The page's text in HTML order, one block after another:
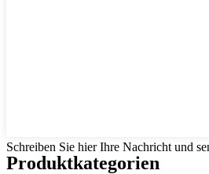
Schreiben Sie hier Ihre Nachricht und
Produktkategorien